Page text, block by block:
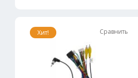
Хит! Сравнить